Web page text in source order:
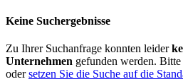
Keine Suchergebnisse
Zu Ihrer Suchanfrage konnten leider
Unternehmen gefunden werden.
odersetzen Sie die Suche auf die